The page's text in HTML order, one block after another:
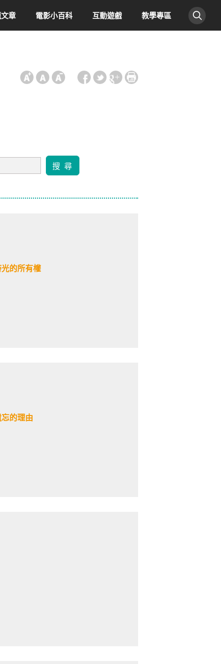
章 電影小百科 互動遊戲 教學專區
搜 尋
的所有權
的理由